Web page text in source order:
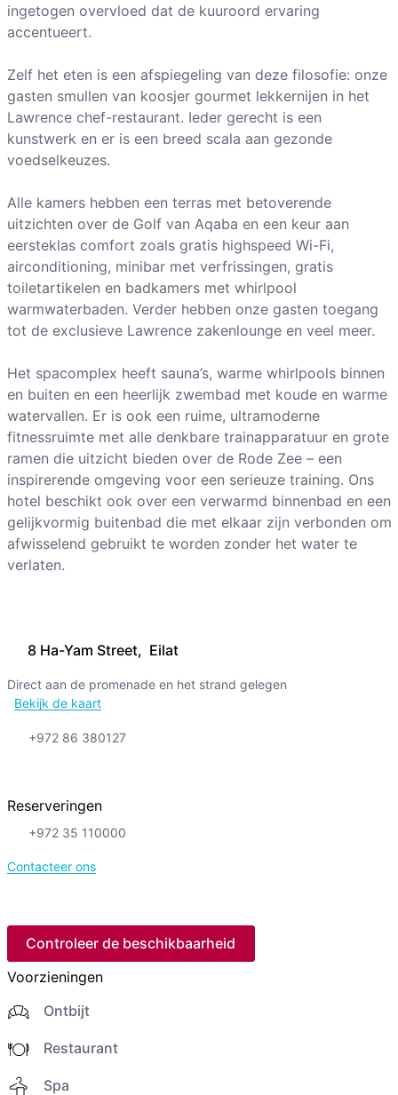
8 Ha-Yam Street, Eilat
Direct aan de promenade en het strand gelegen
Bekijk de kaart
+972 86 380127
Reserveringen
+972 35 110000
Contacteer ons
Controleer de beschikbaarheid
Voorzieningen
Ontbijt
Restaurant
Spa
ingetogen overvloed dat de kuuroord ervaring
accentueert.
Zelf het eten is een afspiegeling van deze filosofie: onze
gasten smullen van koosjer gourmet lekkernijen in het
Lawrence chef-restaurant. Ieder gerecht is een
kunstwerk en er is een breed scala aan gezonde
voedselkeuzes.
Alle kamers hebben een terras met betoverende
uitzichten over de Golf van Aqaba en een keur aan
eersteklas comfort zoals gratis highspeed Wi-Fi,
airconditioning, minibar met verfrissingen, gratis
toiletartikelen en badkamers met whirlpool
warmwaterbaden. Verder hebben onze gasten toegang
tot de exclusieve Lawrence zakenlounge en veel meer.
Het spacomplex heeft sauna’s, warme whirlpools binnen
en buiten en een heerlijk zwembad met koude en warme
watervallen. Er is ook een ruime, ultramoderne
fitnessruimte met alle denkbare trainapparatuur en grote
ramen die uitzicht bieden over de Rode Zee – een
inspirerende omgeving voor een serieuze training. Ons
hotel beschikt ook over een verwarmd binnenbad en een
gelijkvormig buitenbad die met elkaar zijn verbonden om
afwisselend gebruikt te worden zonder het water te
verlaten.